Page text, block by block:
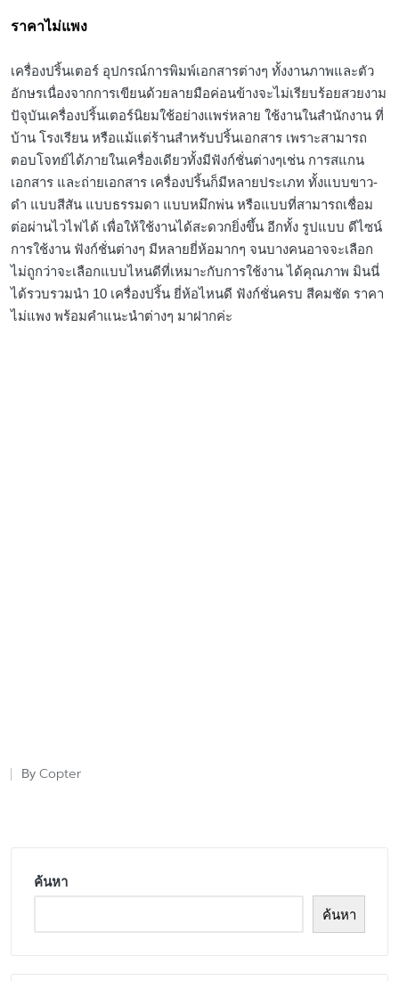
ราคาไม่แพง
เครื่องปริ้นเตอร์ อุปกรณ์การพิมพ์เอกสารต่างๆ ทั้งงานภาพและตัว
อักษรเนื่องจากการเขียนด้วยลายมือค่อนข้างจะไม่เรียบร้อยสวยงาม
ปัจุบันเครื่องปริ้นเตอร์นิยมใช้อย่างเเพร่หลาย ใช้งานในสำนักงาน ที่
บ้าน โรงเรียน หรือแม้แต่ร้านสำหรับปริ้นเอกสาร เพราะสามารถ
ตอบโจทย์ได้ภายในเครื่องเดียวทั้งมีฟังก์ชั่นต่างๆเช่น การสแกน
เอกสาร และถ่ายเอกสาร เครื่องปริ้นก็มีหลายประเภท ทั้งแบบขาว-
ดำ แบบสีสัน แบบธรรมดา แบบหมึกพ่น หรือแบบที่สามารถเชื่อม
ต่อผ่านไวไฟได้ เพื่อให้ใช้งานได้สะดวกยิ่งขึ้น อีกทั้ง รูปแบบ ดีไซน์
การใช้งาน ฟังก์ชั่นต่างๆ มีหลายยี่ห้อมากๆ จนบางคนอาจจะเลือก
ไม่ถูกว่าจะเลือกแบบไหนดีที่เหมาะกับการใช้งาน ได้คุณภาพ มินนี่
ได้รวบรวมนำ 10 เครื่องปริ้น ยี่ห้อไหนดี ฟังก์ชั่นครบ สีคมชัด ราคา
ไม่แพง พร้อมคำแนะนำต่างๆ มาฝากค่ะ
Posted
By Copter
ค้นหา
ค้นหา